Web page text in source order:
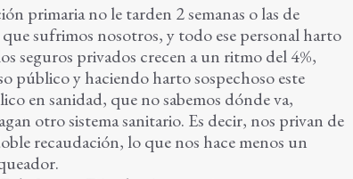
primaria no le tarden 2 semanas o las de
que sufrimos nosotros, y todo ese personal harto
seguros privados crecen a un ritmo del 4%,
público y haciendo harto sospechoso este
en sanidad, que no sabemos dónde va,
otro sistema sanitario. Es decir, nos privan de
recaudación, lo que nos hace menos un